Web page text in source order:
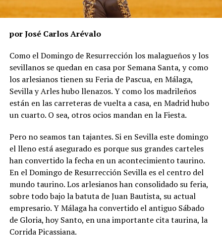
por José Carlos Arévalo
Como el Domingo de Resurrección los malagueños y los
sevillanos se quedan en casa por Semana Santa, y como
los arlesianos tienen su Feria de Pascua, en Málaga,
Sevilla y Arles hubo llenazos. Y como los madrileños
están en las carreteras de vuelta a casa, en Madrid hubo
un cuarto. O sea, otros ocios mandan en la Fiesta.
Pero no seamos tan tajantes. Si en Sevilla este domingo
el lleno está asegurado es porque sus grandes carteles
han convertido la fecha en un acontecimiento taurino.
En el Domingo de Resurrección Sevilla es el centro del
mundo taurino. Los arlesianos han consolidado su feria,
sobre todo bajo la batuta de Juan Bautista, su actual
empresario. Y Málaga ha convertido el antiguo Sábado
de Gloria, hoy Santo, en una importante cita taurina, la
Corrida Picassiana.